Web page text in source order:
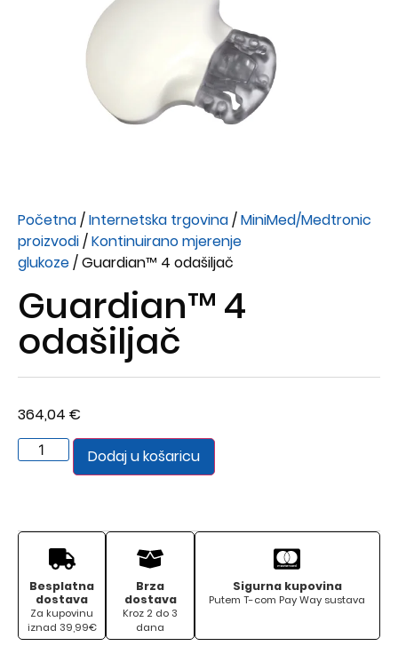
Početna/Internetska trgovina/MiniMed/Medtronic
proizvodi/Kontinuirano mjerenje
glukoze/ Guardian™ 4 odašiljač
Guardian™ 4
odašiljač
364,04 €
Dodaj u košaricu
Besplatna
dostava
Za kupovinu
iznad 39,99€
Brza
dostava
Kroz 2 do 3
dana
Sigurna kupovina
Putem T-com Pay Way sustava